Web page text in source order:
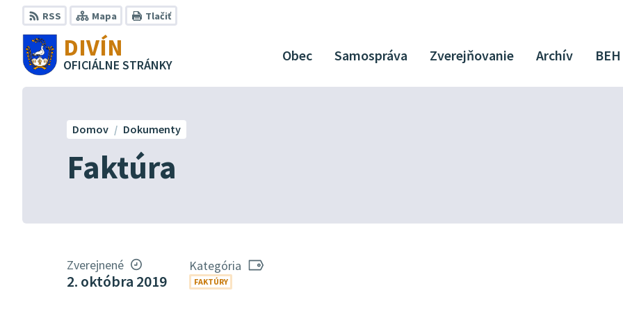
Preskočiť
na
obsah
RSS Mapa Tlačiť
DIVÍN
OFICIÁLNE STRÁNKY
Obec Samospráva Zverejňovanie Archív BEH
Faktúra
Domov Dokumenty
Zverejnené
2. októbra 2019
Kategória
FAKTÚRY